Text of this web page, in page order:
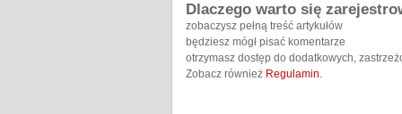
Dlaczego warto się
zobaczysz pełną treść artykułów
będziesz mógł pisać komentarze
otrzymasz dostęp do dodatkowych,
Zobacz również Regulamin.